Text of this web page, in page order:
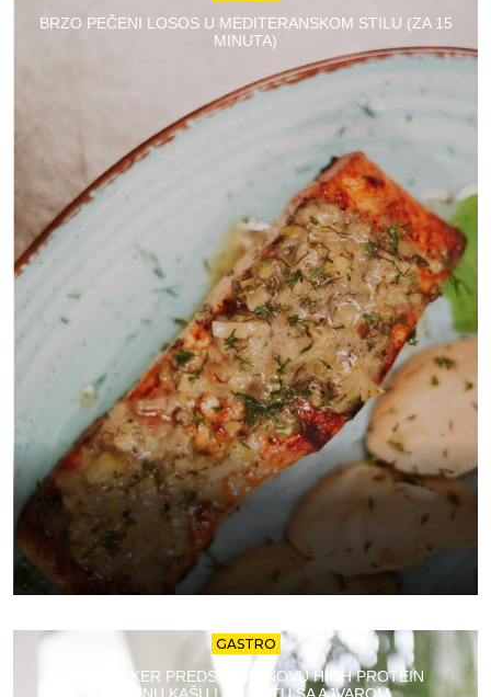
BRZO PEČENI LOSOS U MEDITERANSKOM STILU (ZA 15
MINUTA)
GASTRO
DR. OETKER PREDSTAVIO NOVU HIGH PROTEIN
OVSENU KAŠU I PALENTU SA AJVAROM